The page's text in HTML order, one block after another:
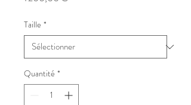
Taille *
Quantité *